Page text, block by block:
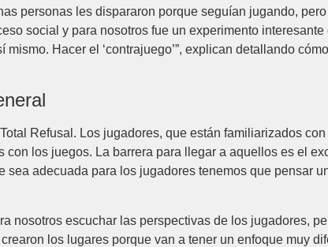
personas les dispararon porque seguían jugando,
social y para nosotros fue un experimento interesante
Hacer el ‘contrajuego’”, explican detallando
Refusal. Los jugadores, que están familiarizados
los juegos. La barrera para llegar a aquellos es el
adecuada para los jugadores tenemos que pensar
nosotros escuchar las perspectivas de los jugadores,
los lugares porque van a tener un enfoque muy